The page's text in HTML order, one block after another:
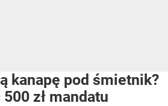
kanapę pod śmietnik?
zł mandatu